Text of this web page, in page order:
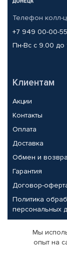
Телефон колл-
+7 949 00-00-
Пн-Вс с 9.00 до
Клиентам
Акции
Контакты
Оплата
Доставка
Обмен и
Гарантия
Договор-
Политика
персональных
Партнерам
Мы
опыт на